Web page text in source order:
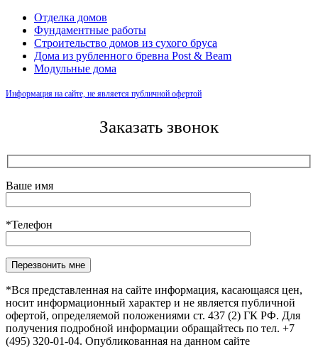
Отделка домов
Фундаментные работы
Строительство домов из сухого бруса
Дома из рубленного бревна Post & Beam
Модульные дома
Информация на сайте, не является публичной офертой
Заказать звонок
Ваше имя
*Телефон
Оставьте это поле пустым.
*Вся представленная на сайте информация, касающаяся цен,
носит информационный характер и не является публичной
офертой, определяемой положениями ст. 437 (2) ГК РФ. Для
получения подробной информации обращайтесь по тел. +7
(495) 320-01-04. Опубликованная на данном сайте